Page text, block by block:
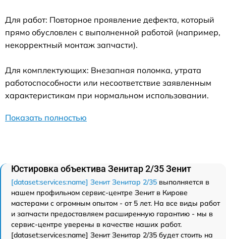
Для работ: Повторное проявление дефекта, который
прямо обусловлен с выполненной работой (например,
некорректный монтаж запчасти).
Для комплектующих: Внезапная поломка, утрата
работоспособности или несоответствие заявленным
характеристикам при нормальном использовании.
Показать полностью
Юстировка объектива Зенитар 2/35 Зенит
[dataset:services:name] Зенит Зенитар 2/35 выполняется в
нашем профильном сервис-центре Зенит в Кирове
мастерами с огромным опытом - от 5 лет. На все виды работ
и запчасти предоставляем расширенную гарантию - мы в
сервис-центре уверены в качестве наших работ.
[dataset:services:name] Зенит Зенитар 2/35 будет стоить на